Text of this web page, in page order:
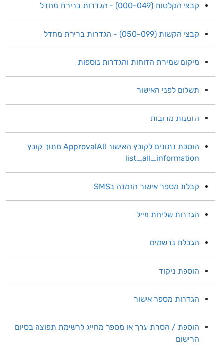
קבצי הקלטות (000-049) - הגדרות ברירת מחדל
קבצי הקשות (050-099) - הגדרות ברירת מחדל
מיקום שמירת הדוחות והגדרות נוספות
תשלום לפני האישור
הזמנות מרובות
הוספת נתונים לקובץ האישור ApprovalAll מתוך קובץ
list_all_information
קבלת מספר אישור הזמנה בSMS
הגדרות שליחת מייל
הגבלת נרשמים
הוספת ניקוד
הגדרות מספר אישור
הוספת / הסרת ערך או מספר מחייג לרשימת תפוצה בסיום
הרישום